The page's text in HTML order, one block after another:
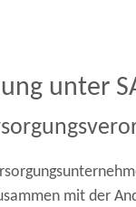
unter
mit der